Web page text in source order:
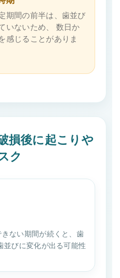
期間の前半は、歯並び
いないため、 数日か
感じることがありま
損後に起こりや
ク
ない期間が続くと、歯
並びに変化が出る可能性